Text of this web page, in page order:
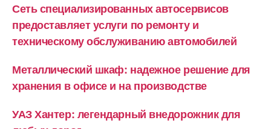
Сеть специализированных автосервисов
предоставляет услуги по ремонту и
техническому обслуживанию автомобилей
Металлический шкаф: надежное решение для
хранения в офисе и на производстве
УАЗ Хантер: легендарный внедорожник для